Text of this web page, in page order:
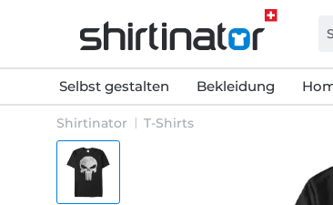
Selbst gestalten Bekleidung
Shirtinator T-Shirts